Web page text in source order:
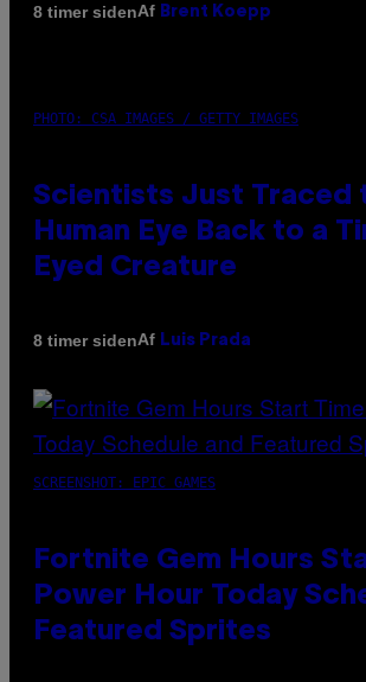
8 timer sidenAf Brent Koepp
PHOTO: CSA IMAGES / GETTY IMAGES
Scientists Just Traced
Human Eye Back to a
Eyed Creature
8 timer sidenAf Luis Prada
SCREENSHOT: EPIC GAMES
Fortnite Gem Hours
Power Hour Today
Featured Sprites